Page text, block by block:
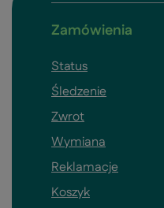
Zamówienia
Status
Śledzenie
Zwrot
Wymiana
Reklamacje
Koszyk